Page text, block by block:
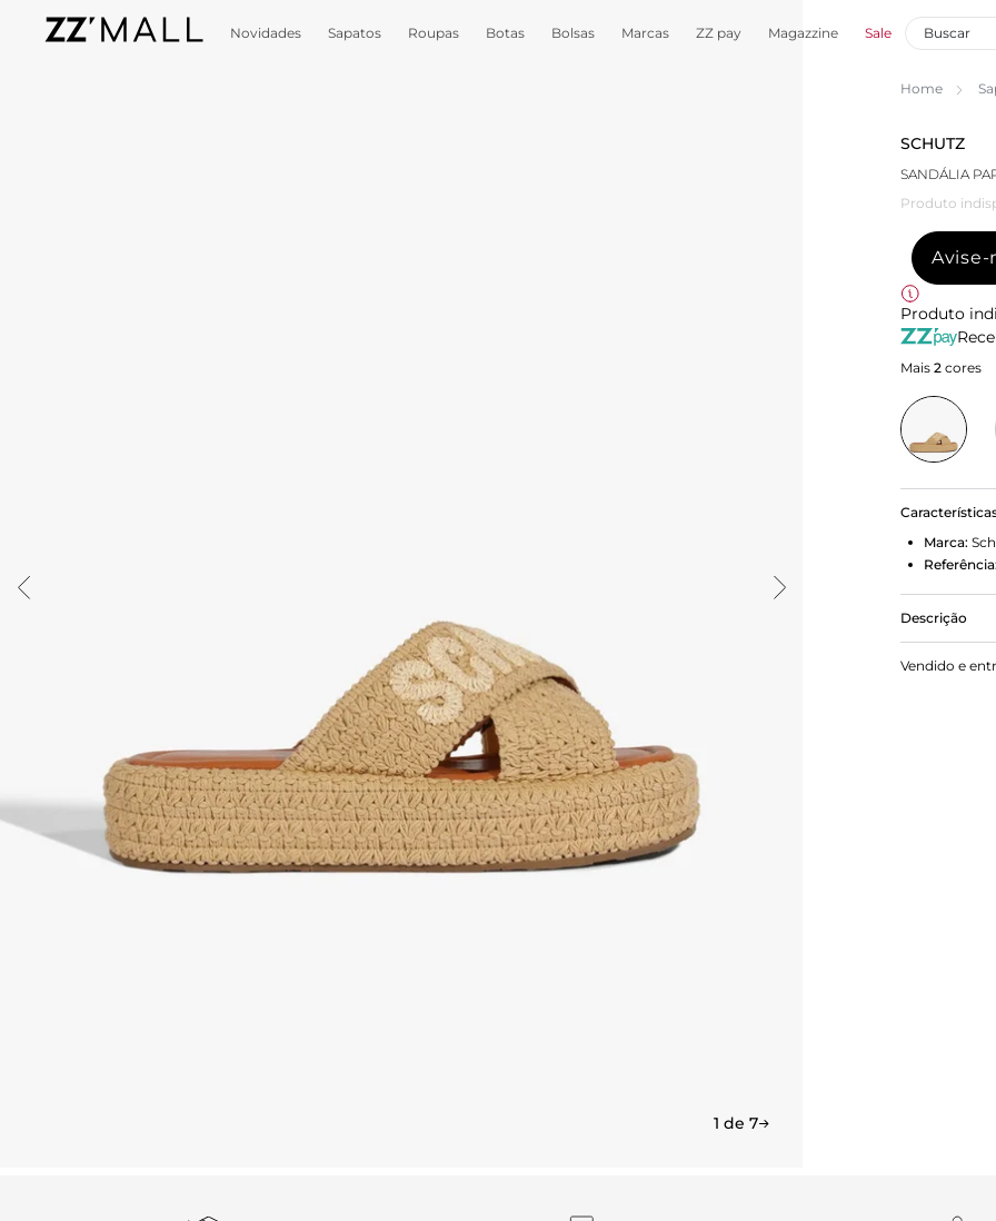
Novidades Sapatos Roupas Botas Bolsas Marcas ZZ pay Magazzine Sale
1 de 7
Home
SCHUTZ
SANDÁLIA
Produto
Avise-
Produto
Mais 2 cores
Marca:
Referência:
Descrição
Com um
seu
Vendido e